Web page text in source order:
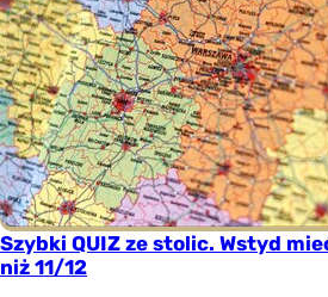
Szybki QUIZ ze stolic. Wstyd
niż 11/12